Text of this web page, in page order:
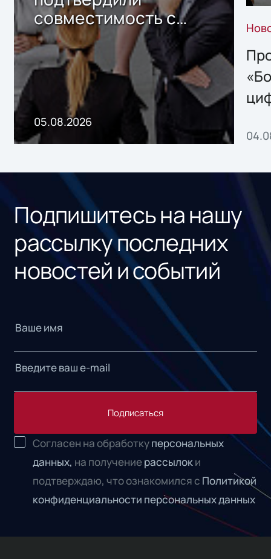
совместимость с
решением Sharx
Storage 2.x для
хранения данных
05.08.2026
Подпишитесь на нашу
рассылку последних
новостей и событий
Подписаться
Согласен на обработкуперсональных
данных, на получениерассылоки
подтверждаю, что ознакомился с Политикой
конфиденциальности персональных данных